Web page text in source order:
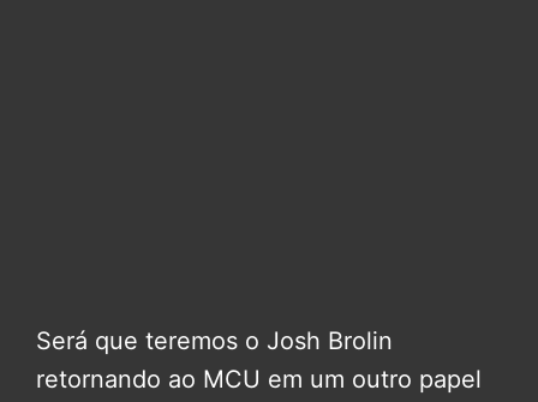
Será que teremos o Josh Brolin
retornando ao MCU em um outro papel